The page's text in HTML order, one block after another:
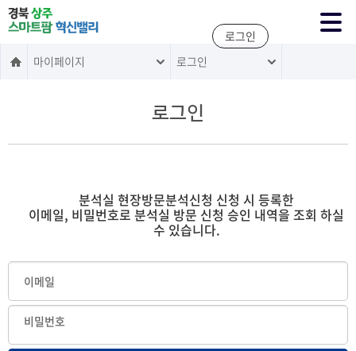
주메뉴 바로가기
본문 바로가기
로그인
마이페이지
로그인
로그인
분석실 현장방문분석신청 신청 시 등록한
이메일, 비밀번호로 분석실 방문 신청 승인 내역을 조회 하실
수 있습니다.
이메일
비밀번호